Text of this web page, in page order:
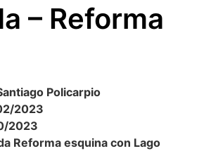
– Reforma
Policarpio
2023
2023
Reforma esquina con Lago